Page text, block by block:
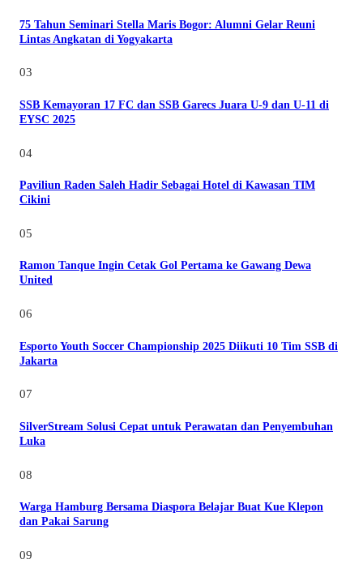
75 Tahun Seminari Stella Maris Bogor: Alumni Gelar Reuni
Lintas Angkatan di Yogyakarta
03
SSB Kemayoran 17 FC dan SSB Garecs Juara U-9 dan U-11 di
EYSC 2025
04
Paviliun Raden Saleh Hadir Sebagai Hotel di Kawasan TIM
Cikini
05
Ramon Tanque Ingin Cetak Gol Pertama ke Gawang Dewa
United
06
Esporto Youth Soccer Championship 2025 Diikuti 10 Tim SSB di
Jakarta
07
SilverStream Solusi Cepat untuk Perawatan dan Penyembuhan
Luka
08
Warga Hamburg Bersama Diaspora Belajar Buat Kue Klepon
dan Pakai Sarung
09